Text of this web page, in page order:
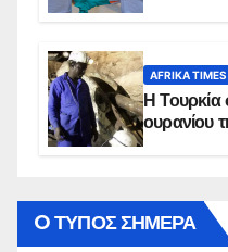
AFRIKA TIMES
Η Τουρκία
ουρανίου
O ΤΥΠΟΣ ΣΗΜΕΡΑ